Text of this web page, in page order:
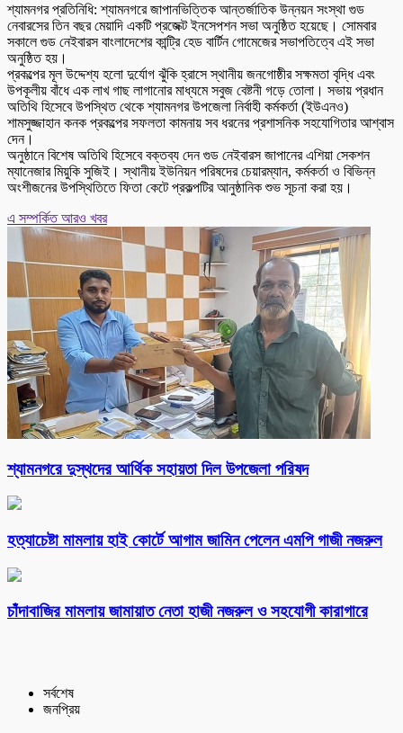
শ্যামনগর প্রতিনিধি: শ্যামনগরে জাপানভিত্তিক আন্তর্জাতিক উন্নয়ন সংস্থা গুড
নেবারসের তিন বছর মেয়াদি একটি প্রজেক্ট ইনসেপশন সভা অনুষ্ঠিত হয়েছে। সোমবার
সকালে গুড নেইবারস বাংলাদেশের কান্ট্রি হেড বার্টিন গোমেজের সভাপতিত্বে এই সভা
অনুষ্ঠিত হয়।
প্রকল্পের মূল উদ্দেশ্য হলো দুর্যোগ ঝুঁকি হ্রাসে স্থানীয় জনগোষ্ঠীর সক্ষমতা বৃদ্ধি এবং
উপকূলীয় বাঁধে এক লাখ গাছ লাগানোর মাধ্যমে সবুজ বেষ্টনী গড়ে তোলা। সভায় প্রধান
অতিথি হিসেবে উপস্থিত থেকে শ্যামনগর উপজেলা নির্বাহী কর্মকর্তা (ইউএনও)
শামসুজ্জাহান কনক প্রকল্পের সফলতা কামনায় সব ধরনের প্রশাসনিক সহযোগিতার আশ্বাস
দেন।
অনুষ্ঠানে বিশেষ অতিথি হিসেবে বক্তব্য দেন গুড নেইবারস জাপানের এশিয়া সেকশন
ম্যানেজার মিয়ুকি সুজিই। স্থানীয় ইউনিয়ন পরিষদের চেয়ারম্যান, কর্মকর্তা ও বিভিন্ন
অংশীজনের উপস্থিতিতে ফিতা কেটে প্রকল্পটির আনুষ্ঠানিক শুভ সূচনা করা হয়।
এ সম্পর্কিত আরও খবর
শ্যামনগরে দুস্থদের আর্থিক সহায়তা দিল উপজেলা পরিষদ
হত্যাচেষ্টা মামলায় হাই কোর্টে আগাম জামিন পেলেন এমপি গাজী নজরুল
চাঁদাবাজির মামলায় জামায়াত নেতা হাজী নজরুল ও সহযোগী কারাগারে
সর্বশেষ
জনপ্রিয়